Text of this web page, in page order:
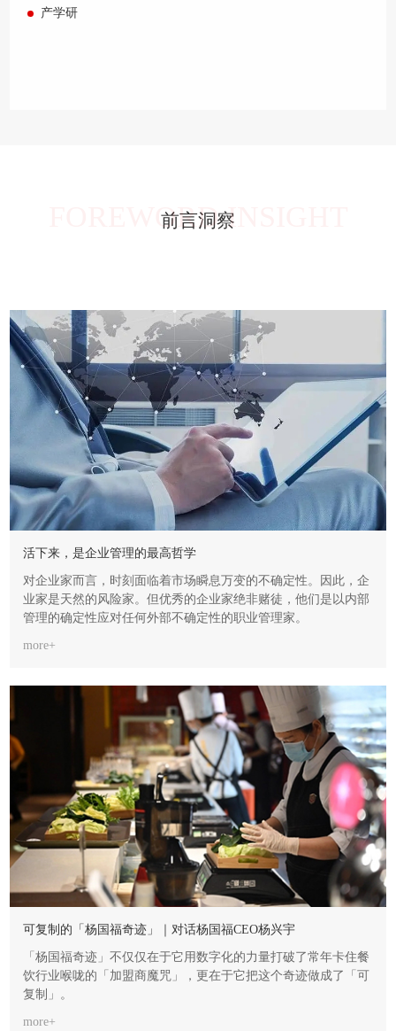
产学研
FOREWORD INSIGHT
前言洞察
活下来，是企业管理的最高哲学
对企业家而言，时刻面临着市场瞬息万变的不确定性。因此，企
业家是天然的风险家。但优秀的企业家绝非赌徒，他们是以内部
管理的确定性应对任何外部不确定性的职业管理家。
more+
可复制的「杨国福奇迹」｜对话杨国福CEO杨兴宇
「杨国福奇迹」不仅仅在于它用数字化的力量打破了常年卡住餐
饮行业喉咙的「加盟商魔咒」，更在于它把这个奇迹做成了「可
复制」。
more+